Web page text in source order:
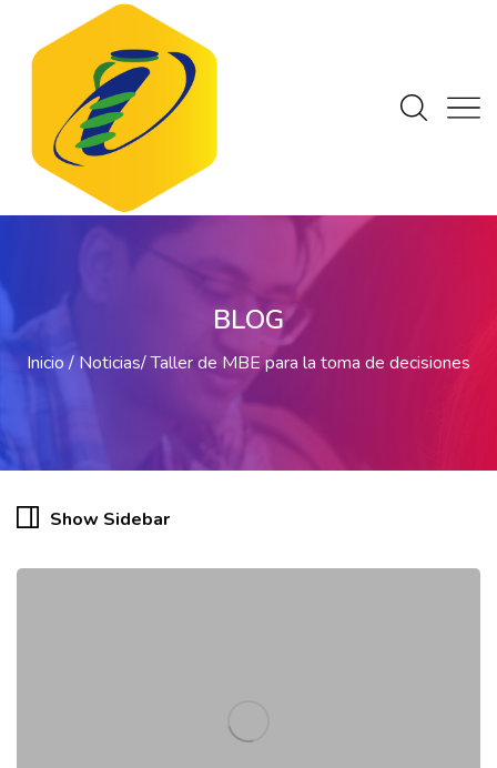
BLOG
Inicio Noticias Taller de MBE para la toma de decisiones
Show Sidebar